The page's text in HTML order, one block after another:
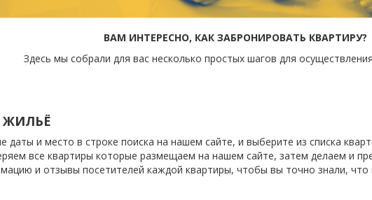
ВАМ ИНТЕРЕСНО, КАК ЗАБРОНИРОВАТЬ КВАРТИРУ?
Здесь мы собрали для вас несколько простых шагов для
ЖИЛЬЁ
даты и место в строке поиска на нашем сайте, и выберите из списка
все квартиры которые размещаем на нашем сайте, затем делаем и
и отзывы посетителей каждой квартиры, чтобы вы точно знали,